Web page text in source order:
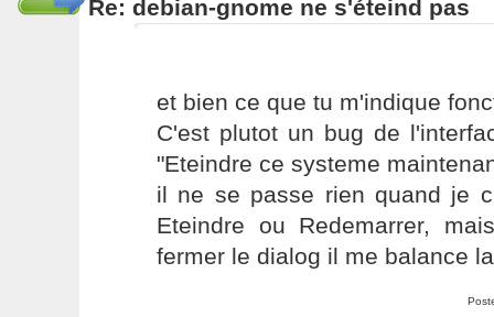
Re: debian-gnome ne s'éteind pas
et bien ce que tu m'indique
C'est plutot un bug de
"Eteindre ce systeme
il ne se passe rien quand je
Eteindre ou Redemarrer,
fermer le dialog il me balance